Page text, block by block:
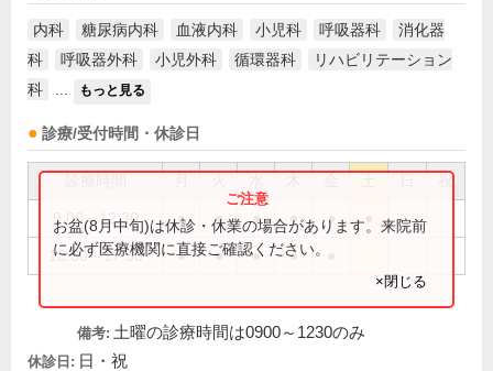
内科 糖尿病内科 血液内科 小児科 呼吸器科
消化器
科
呼吸器外科 小児外科 循環器科
リハビリテーション
科
もっと見る
診療/受付時間・休診日
祝
9:00～12:30 ● ● ● ● ●
13:30～17:30 ● ● ● ●
お盆(8月中旬)は休診・休業の場合があります。来院前
に必ず医療機関に直接ご確認ください。
×閉じる
備考: 土曜の診療時間は0900～1230のみ
休診日: 日・祝